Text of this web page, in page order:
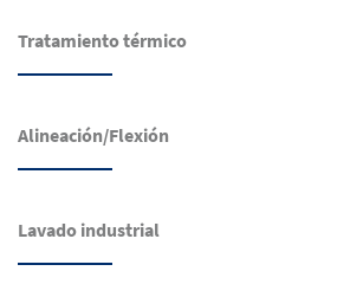
Tratamiento térmico
Alineación/Flexión
Lavado industrial